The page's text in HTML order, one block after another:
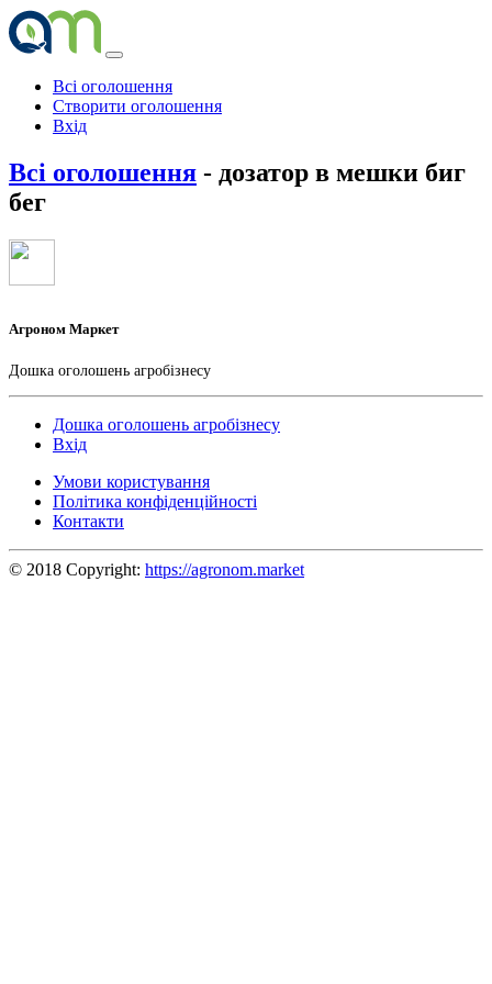
Всі оголошення
Створити оголошення
Вхід
Всі оголошення - дозатор в мешки биг
бег
Агроном Маркет
Дошка оголошень агробізнесу
Дошка оголошень агробізнесу
Вхід
Умови користування
Політика конфіденційності
Контакти
© 2018 Copyright: https://agronom.market